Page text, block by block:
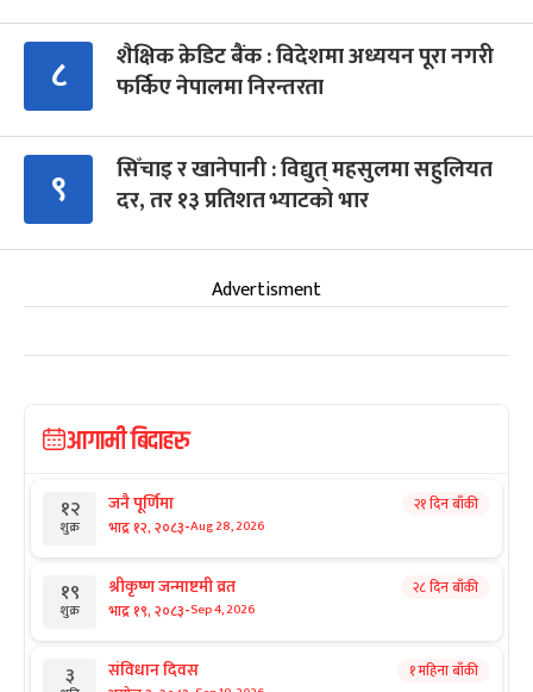
८
शैक्षिक क्रेडिट बैंक : विदेशमा अध्ययन पूरा नगरी
फर्किए नेपालमा निरन्तरता
९
सिँचाइ र खानेपानी : विद्युत् महसुलमा सहुलियत
दर, तर १३ प्रतिशत भ्याटको भार
Advertisment
आगामी बिदाहरु
१२
शुक्र
जनै पूर्णिमा
भाद्र १२, २०८३-Aug 28, 2026
२१ दिन बाँकी
१९
शुक्र
श्रीकृष्ण जन्माष्टमी व्रत
भाद्र १९, २०८३-Sep 4, 2026
२८ दिन बाँकी
३ संविधान दिवस १ महिना बाँकी